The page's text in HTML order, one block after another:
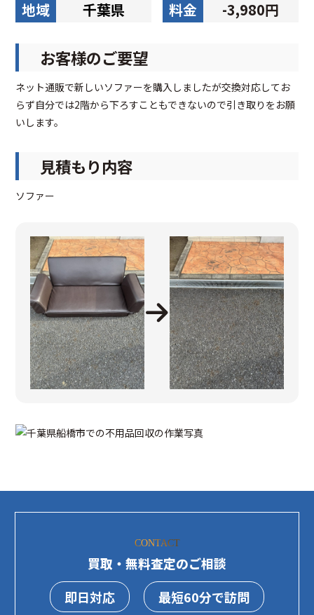
地域 千葉県 料金 -3,980円
お客様のご要望
ネット通販で新しいソファーを購入しましたが交換対応してお
らず自分では2階から下ろすこともできないので引き取りをお願
いします。
見積もり内容
ソファー
CONTACT
買取・無料査定のご相談
即日対応
最短60分で訪問